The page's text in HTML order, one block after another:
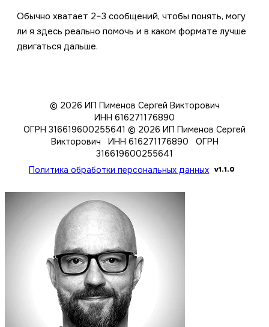
Обычно хватает 2–3 сообщений, чтобы понять, могу
ли я здесь реально помочь и в каком формате лучше
двигаться дальше.
© 2026 ИП Пименов Сергей Викторович
ИНН 616271176890
ОГРН 316619600255641 © 2026 ИП Пименов Сергей
Викторович ИНН 616271176890 ОГРН
316619600255641
Политика обработки персональных данных v1.1.0